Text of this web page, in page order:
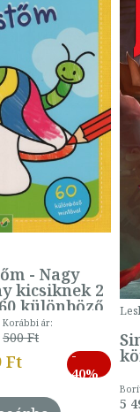
- Nagy
kicsiknek 2
különböző
Korábbi ár:
500 Ft
Ft
-
40%
5